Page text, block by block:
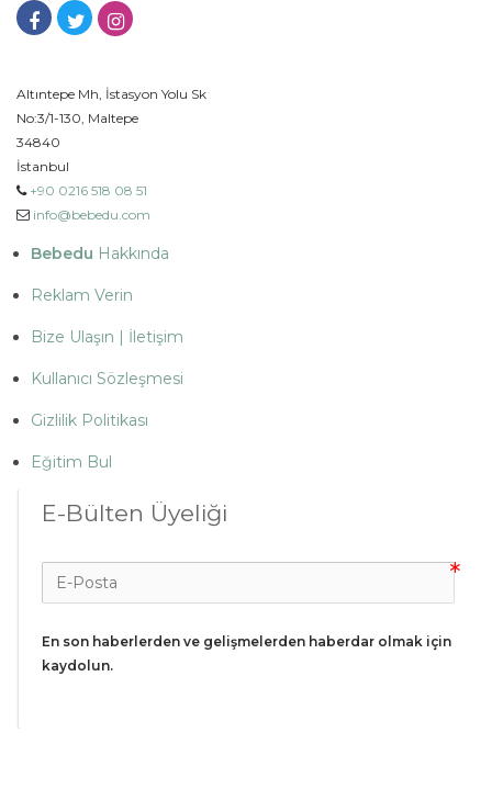
Altıntepe Mh, İstasyon Yolu Sk
No:3/1-130, Maltepe
34840
İstanbul
+90 0216 518 08 51
info@bebedu.com
Bebedu Hakkında
Reklam Verin
Bize Ulaşın | İletişim
Kullanıcı Sözleşmesi
Gizlilik Politikası
Eğitim Bul
E-Bülten Üyeliği
En son haberlerden ve gelişmelerden haberdar olmak için
kaydolun.